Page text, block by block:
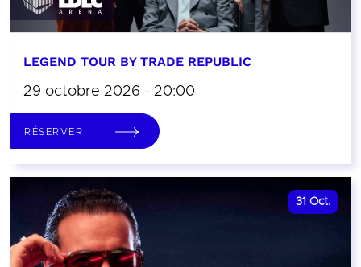
LEGEND TOUR BY TRADE REPUBLIC
29 octobre 2026 - 20:00
RÉSERVER
31 Oct.